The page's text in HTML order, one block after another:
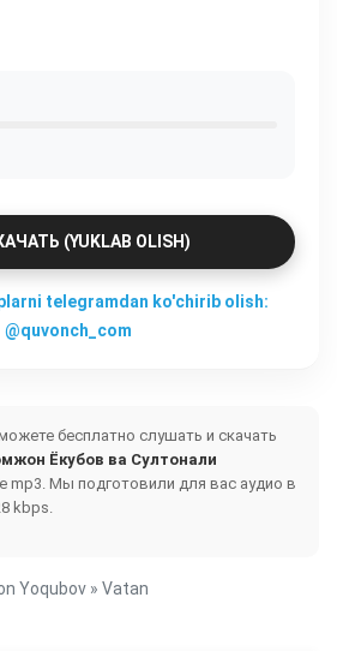
(YUKLAB OLISH)
telegramdan ko'chirib olish:
@quvonch_com
бесплатно слушать и скачать
Ёкубов ва Султонали
mp3. Мы подготовили для вас аудио в
kbps.
Yoqubov » Vatan